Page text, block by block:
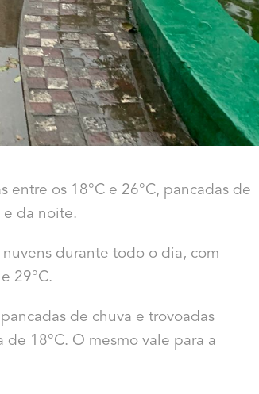
entre os 18°C e 26°C, pancadas de
e da noite.
durante todo o dia, com
29°C.
de chuva e trovoadas
18°C. O mesmo vale para a